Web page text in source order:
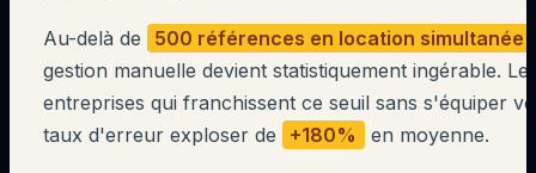
Au-delà de 500 références en location simultanée
gestion manuelle devient statistiquement ingérable.
entreprises qui franchissent ce seuil sans s'équiper
taux d'erreur exploser de
+180% en moyenne.